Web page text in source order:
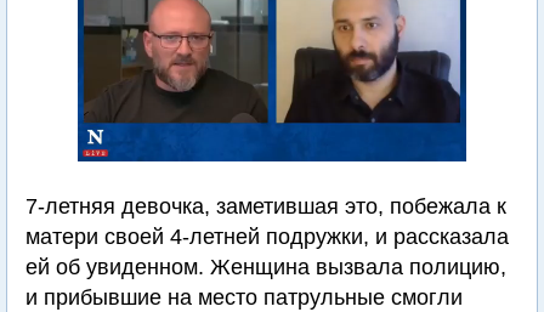
7-летняя девочка, заметившая это, побежала к
матери своей 4-летней подружки, и рассказала
ей об увиденном. Женщина вызвала полицию,
и прибывшие на место патрульные смогли